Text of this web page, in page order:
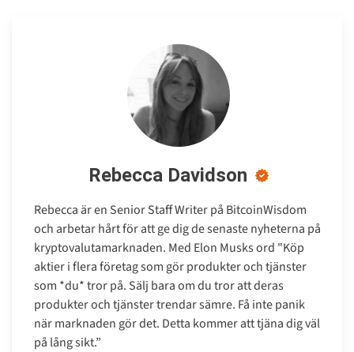
Rebecca Davidson
Rebecca är en Senior Staff Writer på BitcoinWisdom
och arbetar hårt för att ge dig de senaste nyheterna på
kryptovalutamarknaden. Med Elon Musks ord "Köp
aktier i flera företag som gör produkter och tjänster
som *du* tror på. Sälj bara om du tror att deras
produkter och tjänster trendar sämre. Få inte panik
när marknaden gör det. Detta kommer att tjäna dig väl
på lång sikt.”